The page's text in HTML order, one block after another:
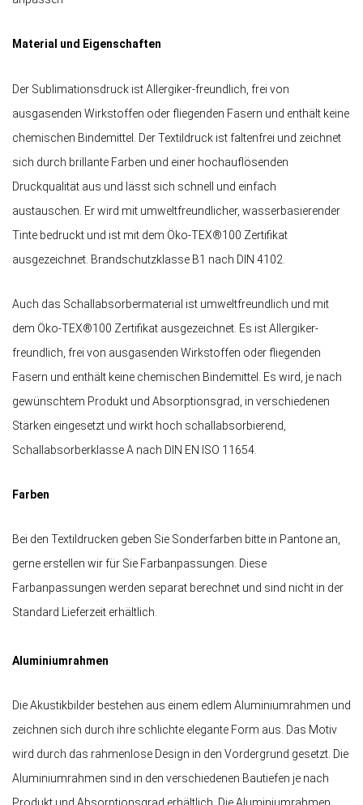
Material und Eigenschaften
Der Sublimationsdruck ist Allergiker-freundlich, frei von
ausgasenden Wirkstoffen oder fliegenden Fasern und enthält keine
chemischen Bindemittel. Der Textildruck ist faltenfrei und zeichnet
sich durch brillante Farben und einer hochauflösenden
Druckqualität aus und lässt sich schnell und einfach
austauschen. Er wird mit umweltfreundlicher, wasserbasierender
Tinte bedruckt und ist mit dem Öko-TEX®100 Zertifikat
ausgezeichnet. Brandschutzklasse B1 nach DIN 4102.
Auch das Schallabsorbermaterial ist umweltfreundlich und mit
dem Öko-TEX®100 Zertifikat ausgezeichnet. Es ist Allergiker-
freundlich, frei von ausgasenden Wirkstoffen oder fliegenden
Fasern und enthält keine chemischen Bindemittel. Es wird, je nach
gewünschtem Produkt und Absorptionsgrad, in verschiedenen
Stärken eingesetzt und wirkt hoch schallabsorbierend,
Schallabsorberklasse A nach DIN EN ISO 11654.
Farben
Bei den Textildrucken geben Sie Sonderfarben bitte in Pantone an,
gerne erstellen wir für Sie Farbanpassungen. Diese
Farbanpassungen werden separat berechnet und sind nicht in der
Standard Lieferzeit erhältlich.
Aluminiumrahmen
Die Akustikbilder bestehen aus einem edlem Aluminiumrahmen und
zeichnen sich durch ihre schlichte elegante Form aus. Das Motiv
wird durch das rahmenlose Design in den Vordergrund gesetzt. Die
Aluminiumrahmen sind in den verschiedenen Bautiefen je nach